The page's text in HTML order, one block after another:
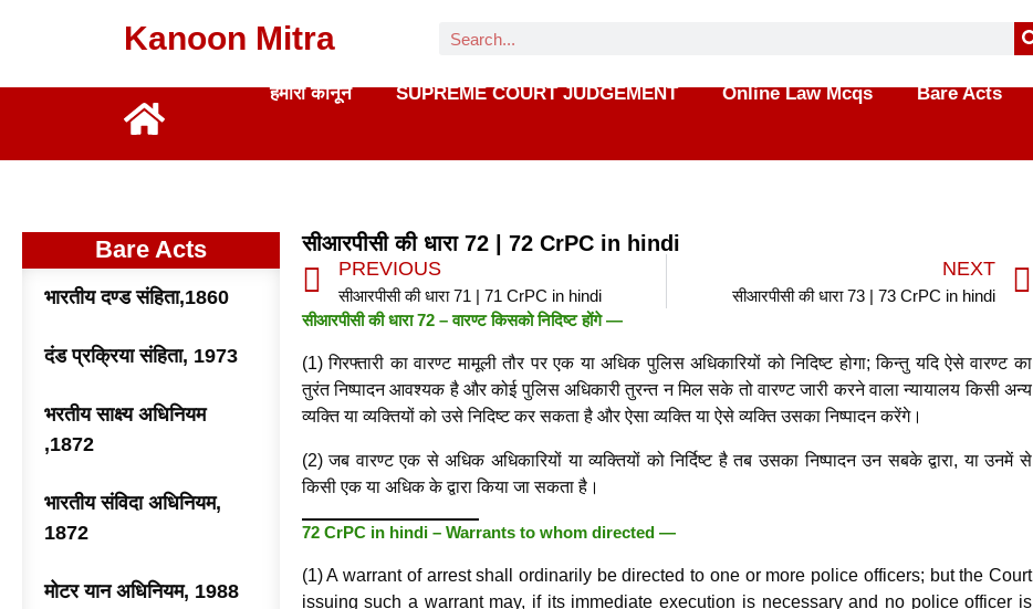
Kanoon Mitra
हमारा कानून SUPREME COURT JUDGEMENT Online Law Mcqs Bare Acts
Bare Acts
भारतीय दण्ड संहिता,1860
दंड प्रक्रिया संहिता, 1973
भरतीय साक्ष्य अधिनियम
,1872
भारतीय संविदा अधिनियम,
1872
मोटर यान अधिनियम, 1988
सीआरपीसी की धारा 72 | 72 CrPC in hindi
PREVIOUS
सीआरपीसी की धारा 71 | 71 CrPC in hindi
NEXT
सीआरपीसी की धारा 73 | 73 CrPC in hindi
सीआरपीसी की धारा 72 – वारण्ट किसको निदिष्ट होंगे —
(1) गिरफ्तारी का वारण्ट मामूली तौर पर एक या अधिक पुलिस अधिकारियों को निदिष्ट होगा; किन्तु यदि ऐसे वारण्ट का
तुरंत निष्पादन आवश्यक है और कोई पुलिस अधिकारी तुरन्त न मिल सके तो वारण्ट जारी करने वाला न्यायालय किसी अन्य
व्यक्ति या व्यक्तियों को उसे निदिष्ट कर सकता है और ऐसा व्यक्ति या ऐसे व्यक्ति उसका निष्पादन करेंगे।
(2) जब वारण्ट एक से अधिक अधिकारियों या व्यक्तियों को निर्दिष्ट है तब उसका निष्पादन उन सबके द्वारा, या उनमें से
किसी एक या अधिक के द्वारा किया जा सकता है।
72 CrPC in hindi – Warrants to whom directed —
(1) A warrant of arrest shall ordinarily be directed to one or more police officers; but the Court
issuing such a warrant may, if its immediate execution is necessary and no police officer is